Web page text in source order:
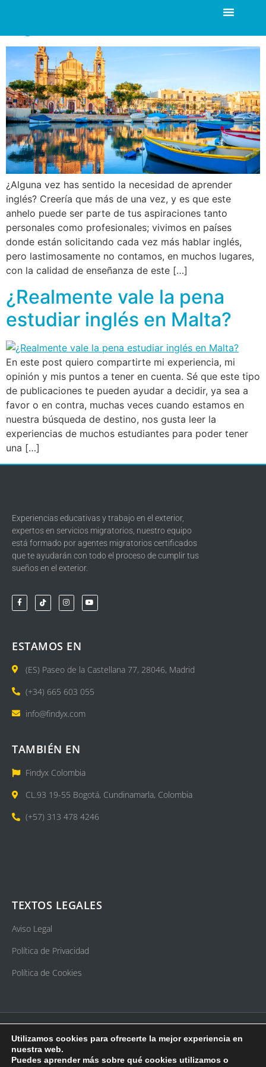
¿Alguna vez has sentido la necesidad de aprender
inglés? Creería que más de una vez, y es que este
anhelo puede ser parte de tus aspiraciones tanto
personales como profesionales; vivimos en países
donde están solicitando cada vez más hablar inglés,
pero lastimosamente no contamos, en muchos lugares,
con la calidad de enseñanza de este […]
¿Realmente vale la pena
estudiar inglés en Malta?
En este post quiero compartirte mi experiencia, mi
opinión y mis puntos a tener en cuenta. Sé que este tipo
de publicaciones te pueden ayudar a decidir, ya sea a
favor o en contra, muchas veces cuando estamos en
nuestra búsqueda de destino, nos gusta leer la
experiencias de muchos estudiantes para poder tener
una […]
Experiencias educativas y trabajo en el exterior,
expertos en servicios migratorios, nuestro equipo
está formado por agentes migratorios certificados
que te ayudarán con todo el proceso de cumplir tus
sueños en el exterior.
ESTAMOS EN
(ES) Paseo de la Castellana 77, 28046, Madrid
(+34) 665 603 055
info@findyx.com
TAMBIÉN EN
Findyx Colombia
CL.93 19-55 Bogotá, Cundinamarla, Colombia
(+57) 313 478 4246
TEXTOS LEGALES
Aviso Legal
Política de Privacidad
Política de Cookies
Copyright Findyx © 2022. Todos los derechos reservados
Hecho a mano y con mucho ❤ por UNBUENPLAN GROUP
Utilizamos cookies para ofrecerte la mejor experiencia en
nuestra web.
Puedes aprender más sobre qué cookies utilizamos o